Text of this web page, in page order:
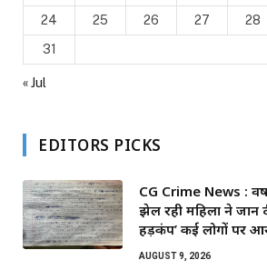
24
25 26 27 28
31
« Jul
EDITORS PICKS
CG Crime News :
झेल रही महिला ने जान
हड़कंप’ कई लोगों पर
AUGUST 9, 2026